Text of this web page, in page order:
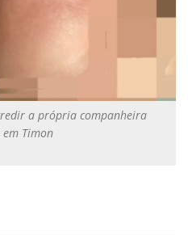
a própria companheira
Timon